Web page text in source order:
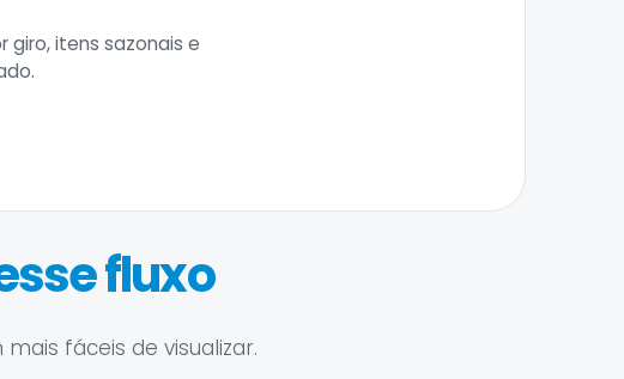
itens sazonais e
fluxo
fáceis de visualizar.